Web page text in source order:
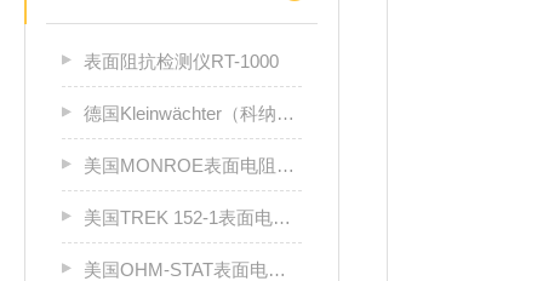
表面阻抗检测仪RT-1000
德国Kleinwächter（科纳沃茨特）
美国MONROE表面电阻测试仪
美国TREK 152-1表面电阻测试仪
美国OHM-STAT表面电阻测试仪